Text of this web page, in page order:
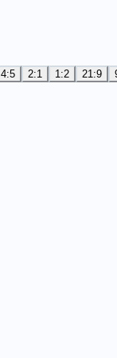
4:5 2:1 1:2 21:9